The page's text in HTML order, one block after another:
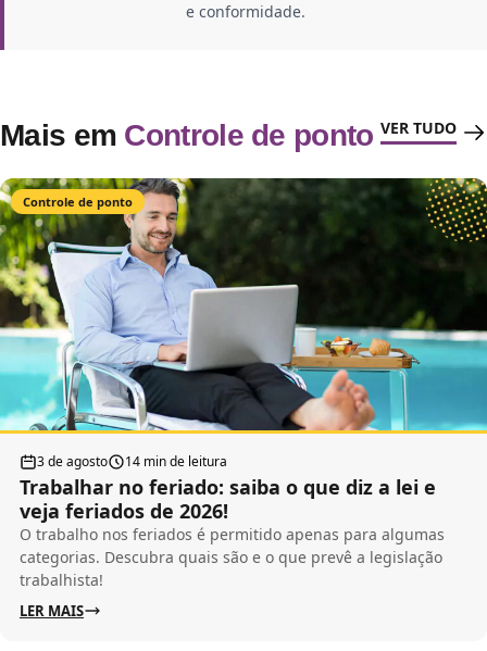
e conformidade.
Mais em Controle de ponto VER TUDO
Controle de ponto
3 de agosto 14 min de leitura
Trabalhar no feriado: saiba o que diz a lei e
veja feriados de 2026!
O trabalho nos feriados é permitido apenas para algumas
categorias. Descubra quais são e o que prevê a legislação
trabalhista!
LER MAIS